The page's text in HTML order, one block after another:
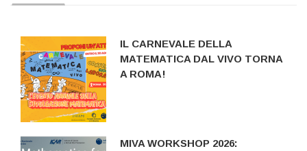
IL CARNEVALE DELLA
MATEMATICA DAL VIVO TORNA
A ROMA!
MIVA WORKSHOP 2026: